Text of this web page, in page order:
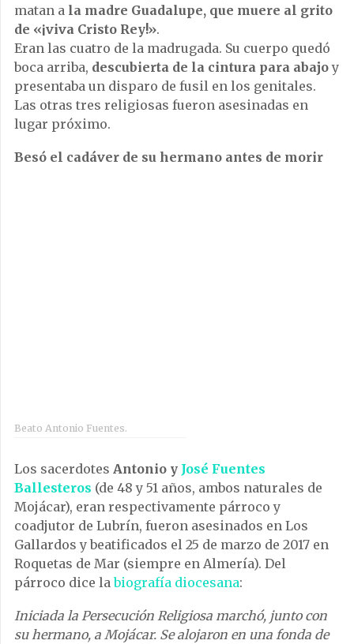
matan a la madre Guadalupe, que muere al grito
de «¡viva Cristo Rey!».
Eran las cuatro de la madrugada. Su cuerpo quedó
boca arriba, descubierta de la cintura para abajoy
presentaba un disparo de fusil en los genitales.
Las otras tres religiosas fueron asesinadas en
lugar próximo.
Besó el cadáver de su hermano antes de morir
Beato Antonio Fuentes.
Los sacerdotes Antonio y José Fuentes
Ballesteros (de 48 y 51 años, ambos naturales de
Mojácar), eran respectivamente párroco y
coadjutor de Lubrín, fueron asesinados en Los
Gallardos y beatificados el 25 de marzo de 2017 en
Roquetas de Mar (siempre en Almería). Del
párroco dice labiografía diocesana:
Iniciada la Persecución Religiosa marchó, junto con
su hermano, a Mojácar. Se alojaron en una fonda de